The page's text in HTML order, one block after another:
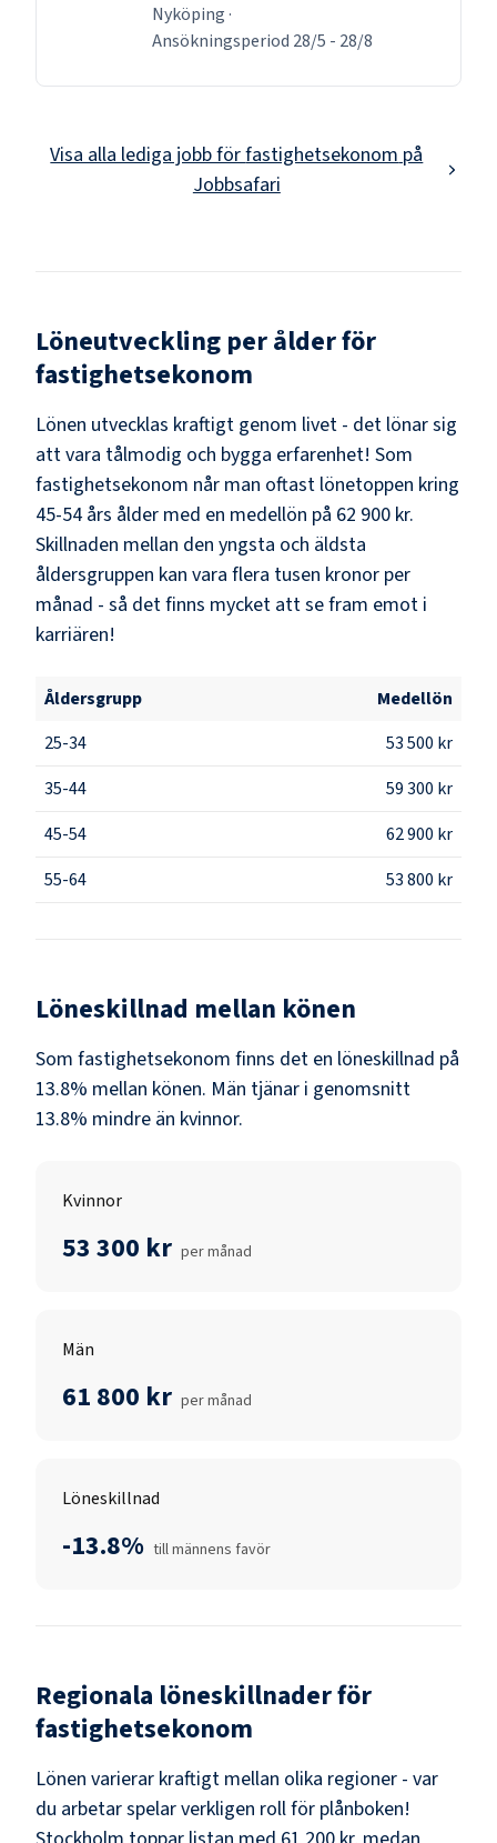
Nyköping ·
Ansökningsperiod 28/5 - 28/8
Visa alla lediga jobb förfastighetsekonom på
Jobbsafari
Löneutveckling per ålder för
fastighetsekonom
Lönen utvecklas kraftigt genom livet - det lönar sig
att vara tålmodig och bygga erfarenhet! Som
fastighetsekonom når man oftast lönetoppen kring
45-54 års ålder med en medellön på 62 900 kr.
Skillnaden mellan den yngsta och äldsta
åldersgruppen kan vara flera tusen kronor per
månad - så det finns mycket att se fram emot i
karriären!
Åldersgrupp
Medellön
25-34
53 500 kr
35-44
59 300 kr
45-54
62 900 kr
55-64
53 800 kr
Löneskillnad mellan könen
Som fastighetsekonom finns det en löneskillnad på
13.8% mellan könen. Män tjänar i genomsnitt
13.8% mindre än kvinnor.
Kvinnor
53 300 kr per månad
Män
61 800 kr per månad
Löneskillnad
-13.8% till männens favör
Regionala löneskillnader för
fastighetsekonom
Lönen varierar kraftigt mellan olika regioner - var
du arbetar spelar verkligen roll för plånboken!